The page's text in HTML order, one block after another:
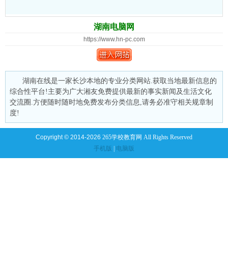
湖南电脑网
https://www.hn-pc.com
湖南在线是一家长沙本地的专业分类网站.获取当地最新信息的
综合性平台!主要为广大湘友免费提供最新的事实新闻及生活文化
交流圈.方便随时随时地免费发布分类信息,请务必准守相关规章制
度!
Copyright © 2014-2026 265学校教育网 All Rights Reserved
手机版 | 电脑版